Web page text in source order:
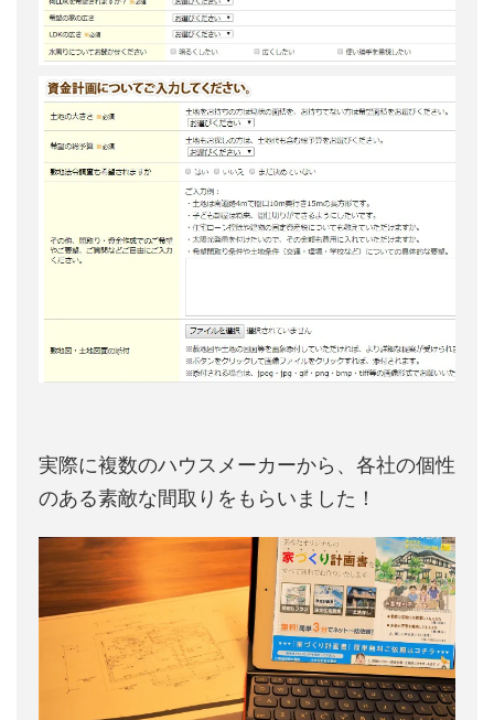
実際に複数のハウスメーカーから、各社の個性
のある素敵な間取りをもらいました！